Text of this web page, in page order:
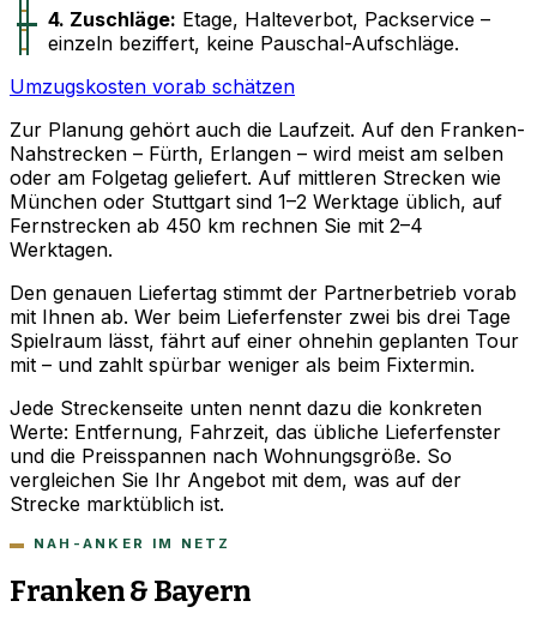
4. Zuschläge: Etage, Halteverbot, Packservice –
einzeln beziffert, keine Pauschal-Aufschläge.
Umzugskosten vorab schätzen
Zur Planung gehört auch die Laufzeit. Auf den Franken-
Nahstrecken – Fürth, Erlangen – wird meist am selben
oder am Folgetag geliefert. Auf mittleren Strecken wie
München oder Stuttgart sind 1–2 Werktage üblich, auf
Fernstrecken ab 450 km rechnen Sie mit 2–4
Werktagen.
Den genauen Liefertag stimmt der Partnerbetrieb vorab
mit Ihnen ab. Wer beim Lieferfenster zwei bis drei Tage
Spielraum lässt, fährt auf einer ohnehin geplanten Tour
mit – und zahlt spürbar weniger als beim Fixtermin.
Jede Streckenseite unten nennt dazu die konkreten
Werte: Entfernung, Fahrzeit, das übliche Lieferfenster
und die Preisspannen nach Wohnungsgröße. So
vergleichen Sie Ihr Angebot mit dem, was auf der
Strecke marktüblich ist.
NAH-ANKER IM NETZ
Franken & Bayern